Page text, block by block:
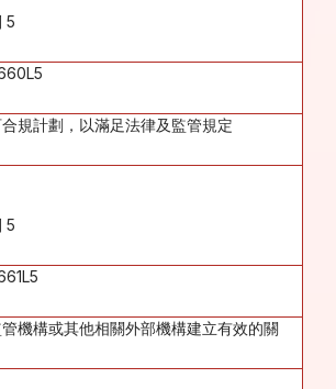
5
規計劃，以滿足法律及監管規定
5
機構或其他相關外部機構建立有效的關